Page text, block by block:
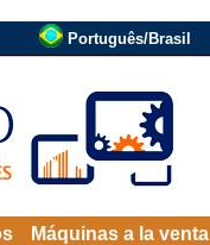
Português/Brasil
Máquinas a la venta